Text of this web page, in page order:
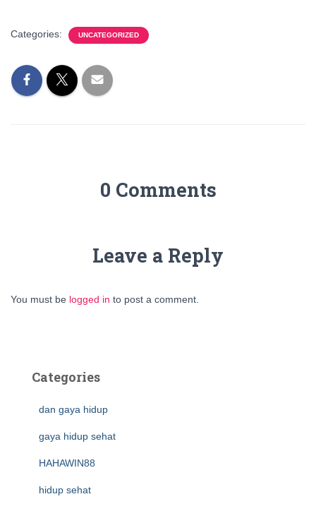
Categories: UNCATEGORIZED
0 Comments
Leave a Reply
You must be logged in to post a comment.
Categories
dan gaya hidup
gaya hidup sehat
HAHAWIN88
hidup sehat